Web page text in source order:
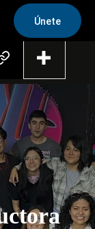
Únete